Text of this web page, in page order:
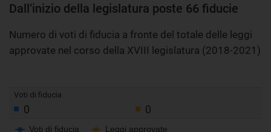
Dall’inizio della legislatura poste 66 fiducie
Numero di voti di fiducia a fronte del totale delle leggi
approvate nel corso della XVIII legislatura (2018-2021)